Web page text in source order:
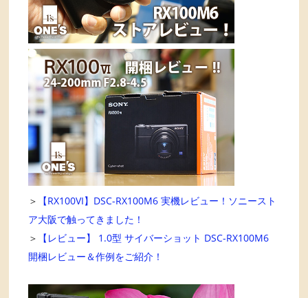
＞
【RX100VI】DSC-RX100M6 実機レビュー！ソニースト
ア大阪で触ってきました！
＞
【レビュー】 1.0型 サイバーショット DSC-RX100M6
開梱レビュー＆作例をご紹介！